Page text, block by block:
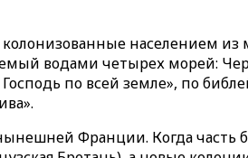
населением
водами четырех морей:
по всей земле», по
Франции. Когда часть